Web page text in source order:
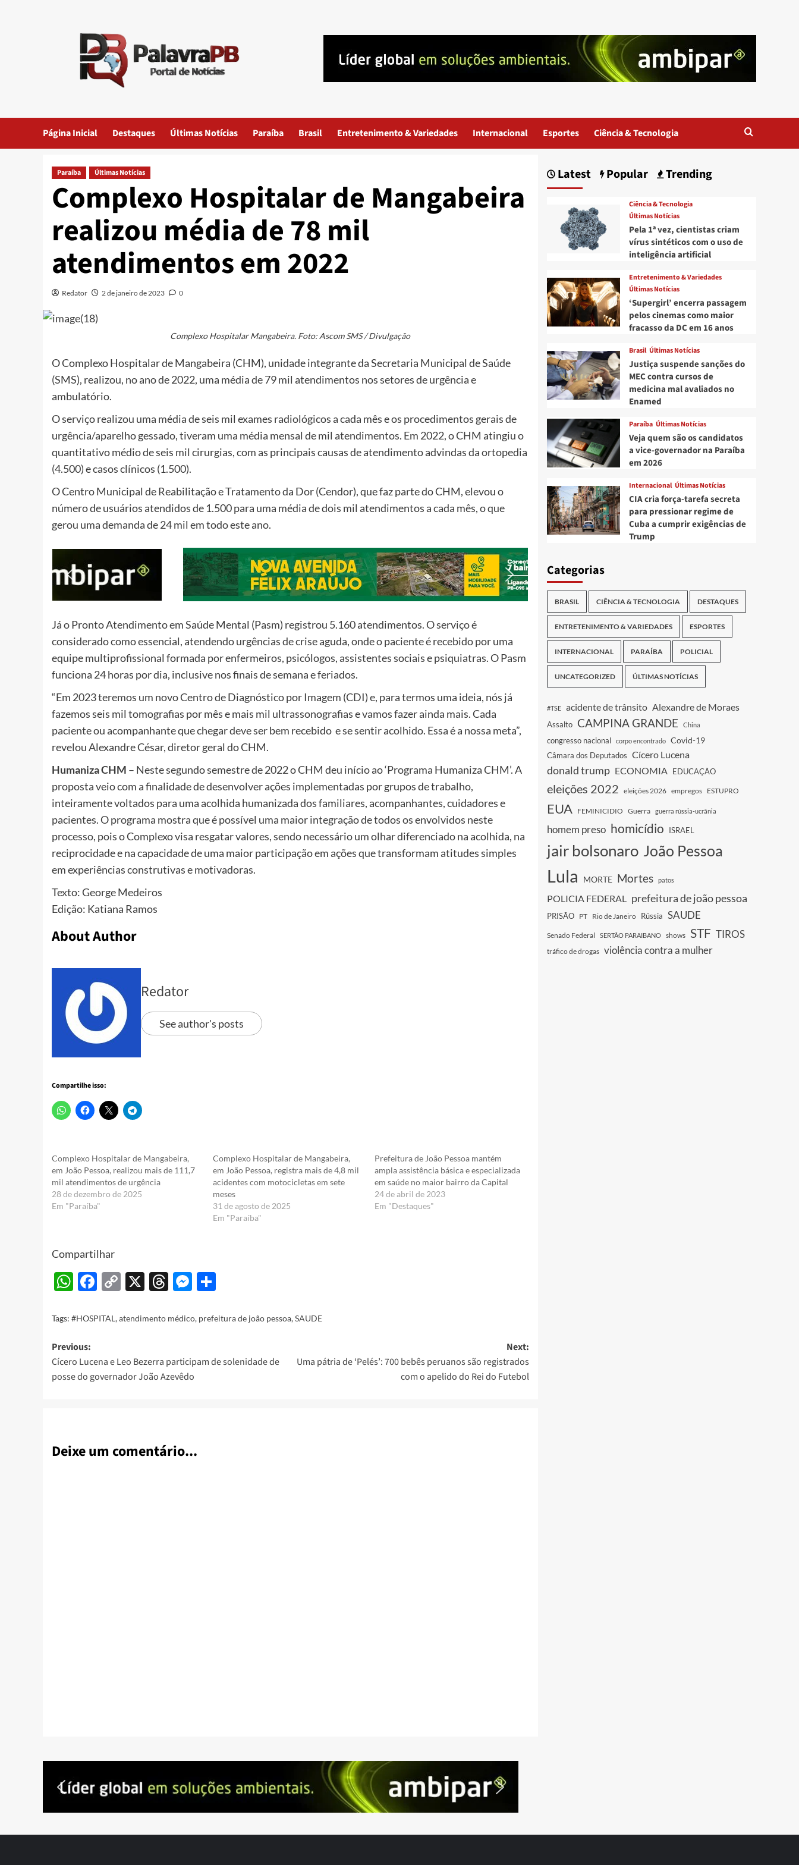
Página Inicial Destaques Últimas Notícias Paraíba Brasil Entretenimento & Variedades Internacional Esportes Ciência & Tecnologia
Paraíba Últimas Notícias
Complexo Hospitalar de Mangabeira
realizou média de 78 mil
atendimentos em 2022
Redator 2 de janeiro de 2023 0
Complexo Hospitalar Mangabeira. Foto: Ascom SMS / Divulgação
O Complexo Hospitalar de Mangabeira (CHM), unidade integrante da Secretaria Municipal de Saúde
(SMS), realizou, no ano de 2022, uma média de 79 mil atendimentos nos setores de urgência e
ambulatório.
O serviço realizou uma média de seis mil exames radiológicos a cada mês e os procedimentos gerais de
urgência/aparelho gessado, tiveram uma média mensal de mil atendimentos. Em 2022, o CHM atingiu o
quantitativo médio de seis mil cirurgias, com as principais causas de atendimento advindas da ortopedia
(4.500) e casos clínicos (1.500).
O Centro Municipal de Reabilitação e Tratamento da Dor (Cendor), que faz parte do CHM, elevou o
número de usuários atendidos de 1.500 para uma média de dois mil atendimentos a cada mês, o que
gerou uma demanda de 24 mil em todo este ano.
Já o Pronto Atendimento em Saúde Mental (Pasm) registrou 5.160 atendimentos. O serviço é
considerado como essencial, atendendo urgências de crise aguda, onde o paciente é recebido por uma
equipe multiprofissional formada por enfermeiros, psicólogos, assistentes sociais e psiquiatras. O Pasm
funciona 24 horas por dia, inclusive nos finais de semana e feriados.
“Em 2023 teremos um novo Centro de Diagnóstico por Imagem (CDI) e, para termos uma ideia, nós já
fazemos seis mil tomografias por mês e mais mil ultrassonografias e vamos fazer ainda mais. Cada
paciente ou acompanhante que chegar deve ser bem recebido e se sentir acolhido. Essa é a nossa meta”,
revelou Alexandre César, diretor geral do CHM.
Humaniza CHM – Neste segundo semestre de 2022 o CHM deu início ao ‘Programa Humaniza CHM’. A
proposta veio com a finalidade de desenvolver ações implementadas por grupos de trabalho,
inteiramente voltados para uma acolhida humanizada dos familiares, acompanhantes, cuidadores e
pacientes. O programa mostra que é possível uma maior integração de todos os envolvidos neste
processo, pois o Complexo visa resgatar valores, sendo necessário um olhar diferenciado na acolhida, na
reciprocidade e na capacidade de uma maior participação em ações que transformam atitudes simples
em experiências construtivas e motivadoras.
Texto: George Medeiros
Edição: Katiana Ramos
About Author
Redator
See author's posts
Compartilhe isso:
Complexo Hospitalar de Mangabeira,
em João Pessoa, realizou mais de 111,7
mil atendimentos de urgência
28 de dezembro de 2025
Em "Paraíba"
Complexo Hospitalar de Mangabeira,
em João Pessoa, registra mais de 4,8 mil
acidentes com motocicletas em sete
meses
31 de agosto de 2025
Em "Paraíba"
Prefeitura de João Pessoa mantém
ampla assistência básica e especializada
em saúde no maior bairro da Capital
24 de abril de 2023
Em "Destaques"
Compartilhar
WhatsApp
Facebook
Copy
X Threads
Messenger
Tags: #HOSPITAL,atendimento médico, prefeitura de joão pessoa,SAUDE
Post
navigation
Previous:
Cícero Lucena e Leo Bezerra participam de solenidade de
posse do governador João Azevêdo
Next:
Uma pátria de ‘Pelés’: 700 bebês peruanos são registrados
com o apelido do Rei do Futebol
Deixe um comentário...
Latest Popular Trending
Ciência & Tecnologia
Últimas Notícias
Pela 1ª vez, cientistas criam
vírus sintéticos com o uso de
inteligência artificial
Entretenimento & Variedades
Últimas Notícias
‘Supergirl’ encerra passagem
pelos cinemas como maior
fracasso da DC em 16 anos
Brasil Últimas Notícias
Justiça suspende sanções do
MEC contra cursos de
medicina mal avaliados no
Enamed
Paraíba Últimas Notícias
Veja quem são os candidatos
a vice-governador na Paraíba
em 2026
Internacional Últimas Notícias
CIA cria força-tarefa secreta
para pressionar regime de
Cuba a cumprir exigências de
Trump
Categorias
BRASIL CIÊNCIA & TECNOLOGIA DESTAQUES
ENTRETENIMENTO & VARIEDADES ESPORTES
INTERNACIONAL PARAÍBA POLICIAL
UNCATEGORIZED ÚLTIMAS NOTÍCIAS
#TSE acidente de trânsito Alexandre de Moraes
Assalto CAMPINA GRANDE China
congresso nacional corpo encontrado Covid-19
Câmara dos Deputados Cícero Lucena
donald trump ECONOMIA EDUCAÇÃO
eleições 2022 eleições 2026 empregos ESTUPRO
EUA FEMINICIDIO Guerra guerra rússia-ucrânia
homem preso homicídio ISRAEL
jair bolsonaro João Pessoa
Lula MORTE Mortes patos
POLICIA FEDERAL prefeitura de joão pessoa
PRISÃO PT Rio de Janeiro Rússia SAUDE
Senado Federal SERTÃO PARAIBANO shows STF TIROS
tráfico de drogas violência contra a mulher